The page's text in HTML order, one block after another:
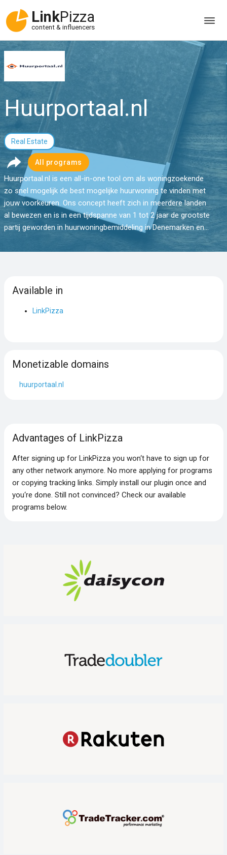
LinkPizza
content & influencers
Huurportaal.nl
Real Estate
All programs
Huurportaal.nl is een all-in-one tool om als woningzoekende
zo snel mogelijk de best mogelijke huurwoning te vinden met
jouw voorkeuren. Ons concept heeft zich in meerdere landen
al bewezen en is in een tijdspanne van 1 tot 2 jaar de grootste
partij geworden in huurwoningbemiddeling in Denemarken en...
Available in
LinkPizza
Monetizable domains
huurportaal.nl
Advantages of LinkPizza
After signing up for LinkPizza you won‘t have to sign up for
any other network anymore. No more applying for programs
or copying tracking links. Simply install our plugin once and
you‘re done. Still not convinced? Check our available
programs below.